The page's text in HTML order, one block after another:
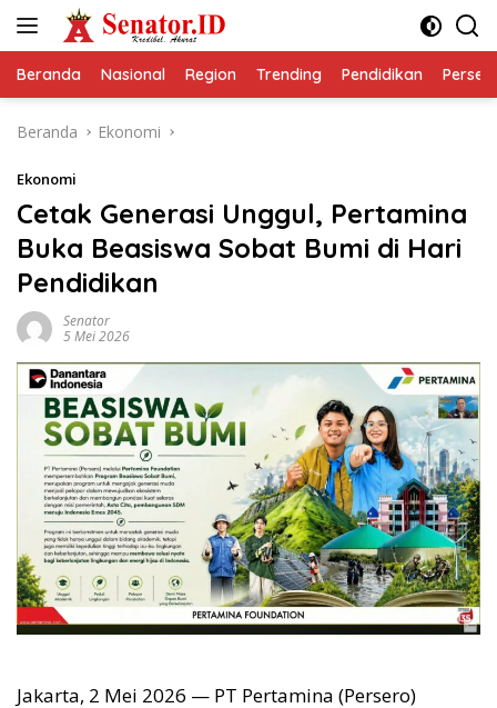
Beranda Nasional Region Trending Pendidikan
Beranda Ekonomi
Ekonomi
Cetak Generasi Unggul, Pertamina
Buka Beasiswa Sobat Bumi di Hari
Pendidikan
Senator
5 Mei 2026
Jakarta, 2 Mei 2026 — PT Pertamina (Persero)